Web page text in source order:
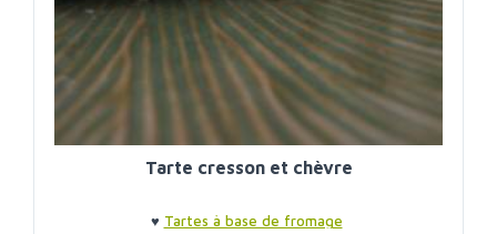
Tarte cresson et chèvre
♥ Tartes à base de fromage